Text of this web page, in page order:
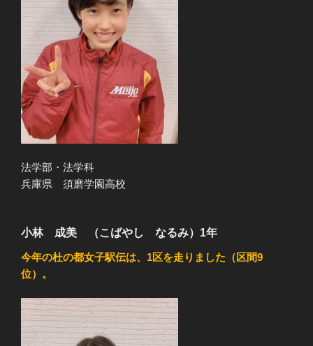
法学部・法学科
兵庫県 須磨学園高校
小林 成美 （こばやし なるみ）1年
今年の杜の都女子駅伝は、1区を走りました（区間9
位）。